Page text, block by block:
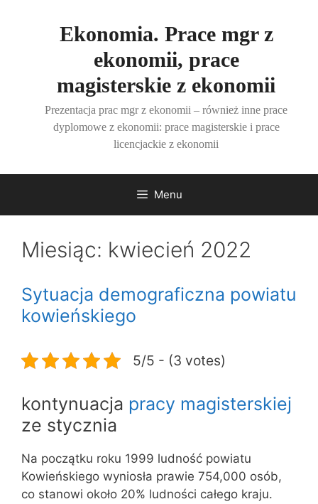
Ekonomia. Prace mgr z
ekonomii, prace
magisterskie z ekonomii
Prezentacja prac mgr z ekonomii – również inne prace
dyplomowe z ekonomii: prace magisterskie i prace
licencjackie z ekonomii
Menu
Miesiąc: kwiecień 2022
Sytuacja demograficzna powiatu
kowieńskiego
5/5 - (3 votes)
kontynuacja pracy magisterskiej
ze stycznia
Na początku roku 1999 ludność powiatu
Kowieńskiego wyniosła prawie 754,000 osób,
co stanowi około 20% ludności całego kraju.